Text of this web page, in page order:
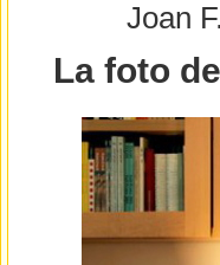
Joan
La foto